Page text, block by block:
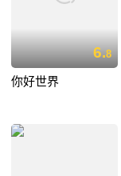
6.8
你好世界